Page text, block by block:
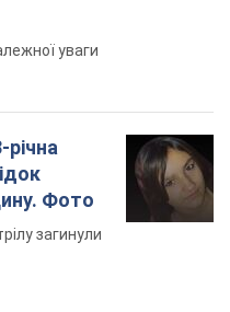
уваги
річна
Фото
загинули